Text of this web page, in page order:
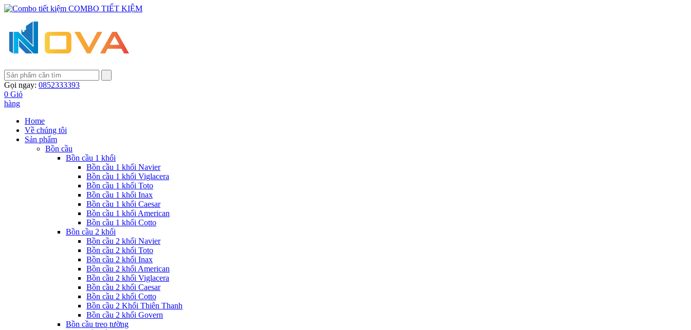
COMBO TIẾT KIỆM
Gọi ngay: 0852333393
0 Giỏ
hàng
Home
Về chúng tôi
Sản phẩm
Bồn cầu
Bồn cầu 1 khối
Bồn cầu 1 khối Navier
Bồn cầu 1 khối Viglacera
Bồn cầu 1 khối Toto
Bồn cầu 1 khối Inax
Bồn cầu 1 khối Caesar
Bồn cầu 1 khối American
Bồn cầu 1 khối Cotto
Bồn cầu 2 khối
Bồn cầu 2 khối Navier
Bồn cầu 2 khối Toto
Bồn cầu 2 khối Inax
Bồn cầu 2 khối American
Bồn cầu 2 khối Viglacera
Bồn cầu 2 khối Caesar
Bồn cầu 2 khối Cotto
Bồn cầu 2 Khối Thiên Thanh
Bồn cầu 2 khối Govern
Bồn cầu treo tường